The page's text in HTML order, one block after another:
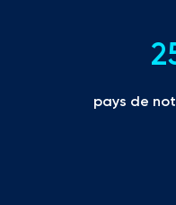
pays de